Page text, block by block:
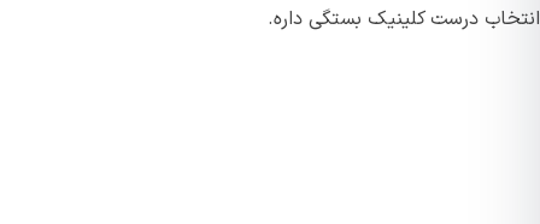
انتخاب درست کلینیک بستگی داره.